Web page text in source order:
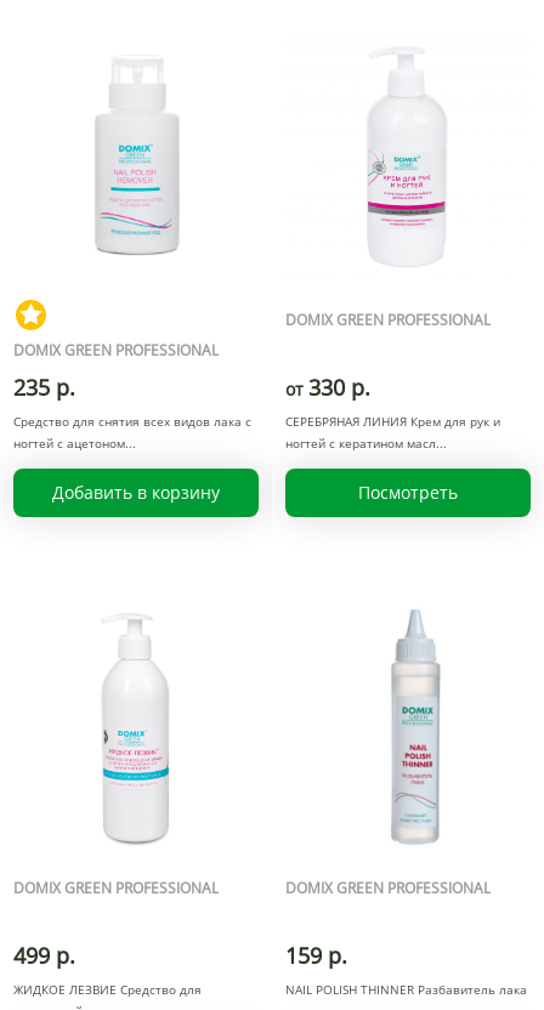
DOMIX GREEN PROFESSIONAL
235 р.
Средство для снятия всех видов лака с
ногтей с ацетоном
Добавить в корзину
DOMIX GREEN PROFESSIONAL
от 330 р.
СЕРЕБРЯНАЯ ЛИНИЯ Крем для рук и
ногтей с кератином масл
Посмотреть
DOMIX GREEN PROFESSIONAL
499 р.
ЖИДКОЕ ЛЕЗВИЕ Средство для
DOMIX GREEN PROFESSIONAL
159 р.
NAIL POLISH THINNER Разбавитель лака